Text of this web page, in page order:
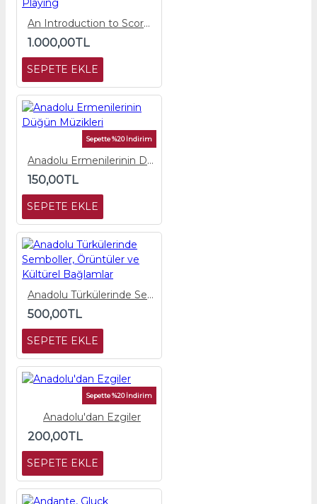
An Introduction to Score Playing
1.000,00TL
SEPETE EKLE
Sepette %20 İndirim
Anadolu Ermenilerinin Düğün Müzikleri
150,00TL
SEPETE EKLE
Anadolu Türkülerinde Semboller, Örüntüler ve Kültürel Bağlamlar
500,00TL
SEPETE EKLE
Sepette %20 İndirim
Anadolu'dan Ezgiler
200,00TL
SEPETE EKLE